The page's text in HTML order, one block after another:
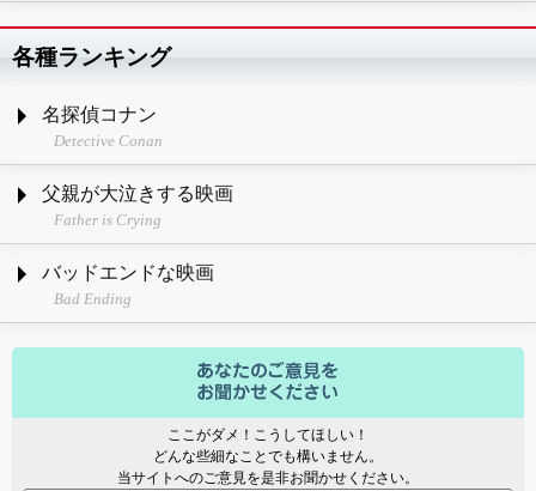
各種ランキング
名探偵コナン
Detective Conan
父親が大泣きする映画
Father is Crying
バッドエンドな映画
Bad Ending
ここがダメ！こうしてほしい！
どんな些細なことでも構いません。
当サイトへのご意見を是非お聞かせください。